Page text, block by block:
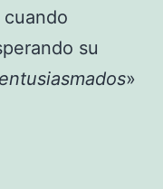
su
»